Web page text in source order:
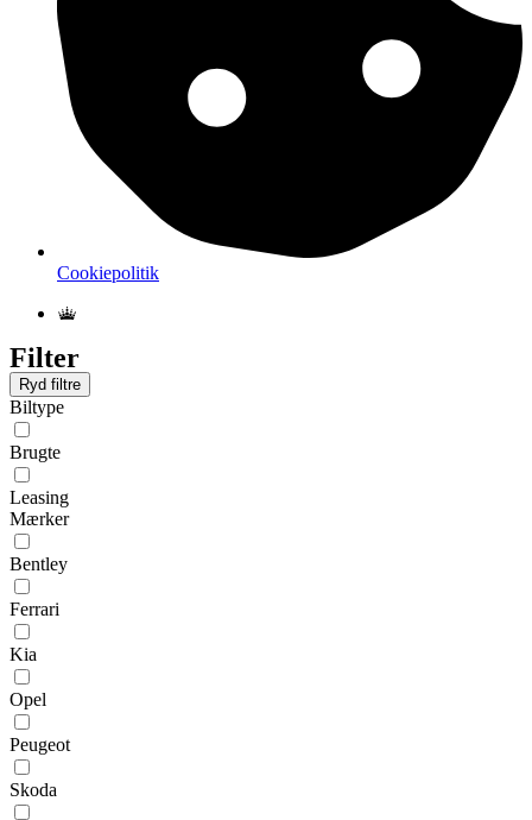
Cookiepolitik
Filter
Ryd filtre
Biltype
Brugte
Leasing
Mærker
Bentley
Ferrari
Kia
Opel
Peugeot
Skoda